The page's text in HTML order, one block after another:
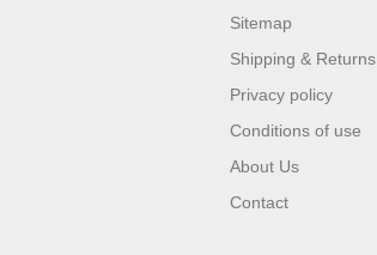
Sitemap
Shipping & Returns
Privacy policy
Conditions of use
About Us
Contact